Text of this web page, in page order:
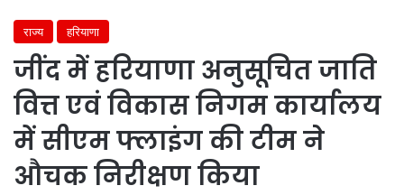
राज्य हरियाणा
जींद में हरियाणा अनुसूचित जाति
वित्त एवं विकास निगम कार्यालय
में सीएम फ्लाइंग की टीम ने
औचक निरीक्षण किया